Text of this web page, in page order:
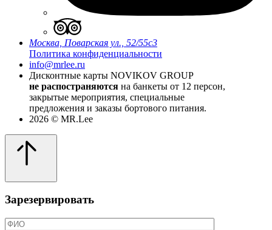
Москва, Поварская ул., 52/55с3
Политика конфиденциальности
info@mrlee.ru
Дисконтные карты NOVIKOV GROUP
не распостраняются на банкеты от 12 персон,
закрытые мероприятия, специальные
предложения и заказы бортового питания.
2026 © MR.Lee
Зарезервировать